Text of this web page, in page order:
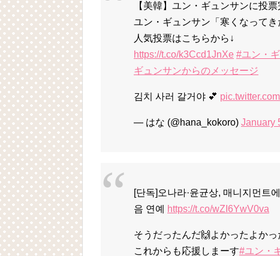
【美韓】ユン・ギュンサンに投
ユン・ギュンサン「寒くなって
人気投票はこちらから↓
https://t.co/k3Ccd1JnXe #ユン・
ギュンサンからのメッセージ
김치 사러 갈거야 💕
— はな (@hana_kokoro) January
[단독]오나라·윤균상, 매니지먼트
음 연예
https://t.co/wZI6YwV0va
そうだったんだ🙌よかったよかっ
これからも応援しまーす#ユン・